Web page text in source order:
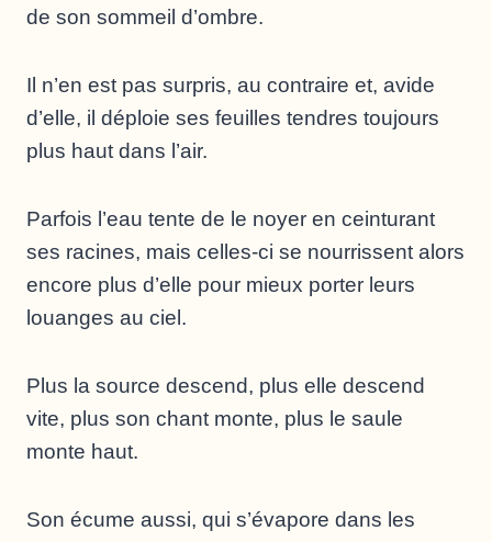
de son sommeil d’ombre.
Il n’en est pas surpris, au contraire et, avide
d’elle, il déploie ses feuilles tendres toujours
plus haut dans l’air.
Parfois l’eau tente de le noyer en ceinturant
ses racines, mais celles-ci se nourrissent alors
encore plus d’elle pour mieux porter leurs
louanges au ciel.
Plus la source descend, plus elle descend
vite, plus son chant monte, plus le saule
monte haut.
Son écume aussi, qui s’évapore dans les